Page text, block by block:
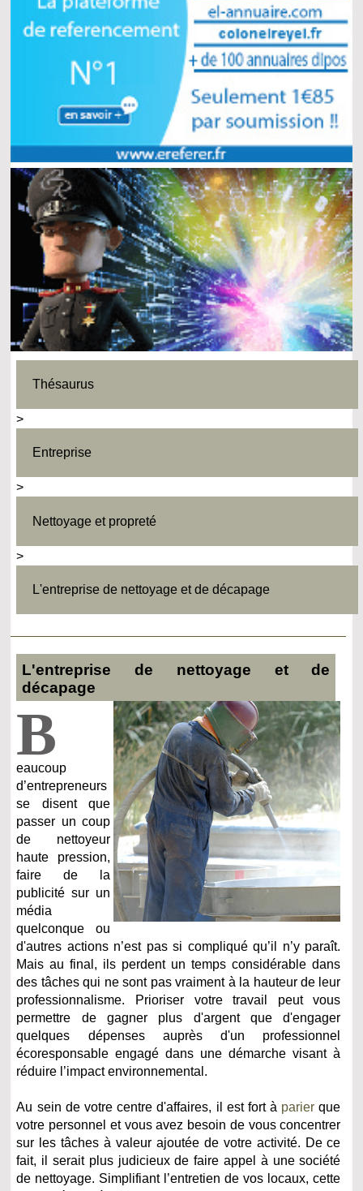
Thésaurus
>
Entreprise
>
Nettoyage et propreté
>
L'entreprise de nettoyage et de décapage
L'entreprise de nettoyage et de
décapage
B
eaucoup
d’entrepreneurs
se disent que
passer un coup
de nettoyeur
haute pression,
faire de la
publicité sur un
média
quelconque ou
d'autres actions n’est pas si compliqué qu’il n’y paraît.
Mais au final, ils perdent un temps considérable dans
des tâches qui ne sont pas vraiment à la hauteur de leur
professionnalisme. Prioriser votre travail peut vous
permettre de gagner plus d'argent que d'engager
quelques dépenses auprès d'un professionnel
écoresponsable engagé dans une démarche visant à
réduire l’impact environnemental.
Au sein de votre centre d'affaires, il est fort à parier que
votre personnel et vous avez besoin de vous concentrer
sur les tâches à valeur ajoutée de votre activité. De ce
fait, il serait plus judicieux de faire appel à une société
de nettoyage. Simplifiant l’entretien de vos locaux, cette